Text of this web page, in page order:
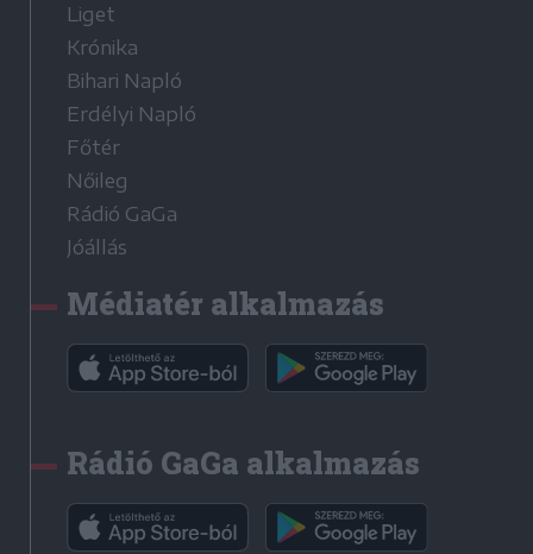
Liget
Krónika
Bihari Napló
Erdélyi Napló
Főtér
Nőileg
Rádió GaGa
Jóállás
Médiatér alkalmazás
Rádió GaGa alkalmazás